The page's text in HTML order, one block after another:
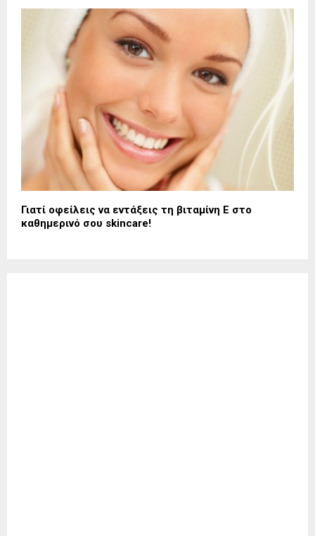
Γιατί οφείλεις να εντάξεις τη βιταμίνη Ε στο
καθημερινό σου skincare!